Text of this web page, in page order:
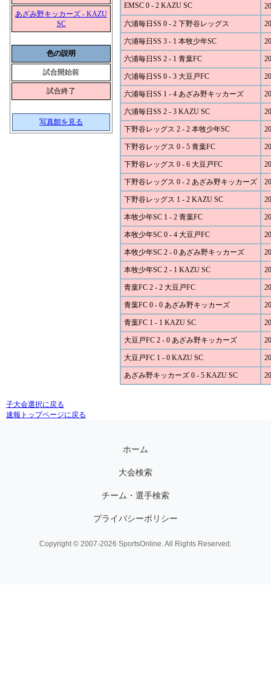
あざみ野キッカーズ - KAZU
SC
色の説明
試合開始前
試合終了
写真館を見る
EMSC 0 - 2 KAZU SC
六浦毎日SS 0 - 2 下野谷レッグス
六浦毎日SS 3 - 1 本牧少年SC
六浦毎日SS 2 - 1 青葉FC
六浦毎日SS 0 - 3 大豆戸FC
六浦毎日SS 1 - 4 あざみ野キッカーズ
六浦毎日SS 2 - 3 KAZU SC
下野谷レッグス 2 - 2 本牧少年SC
下野谷レッグス 0 - 5 青葉FC
下野谷レッグス 0 - 6 大豆戸FC
下野谷レッグス 0 - 2 あざみ野キッカーズ
下野谷レッグス 1 - 2 KAZU SC
本牧少年SC 1 - 2 青葉FC
本牧少年SC 0 - 4 大豆戸FC
本牧少年SC 2 - 0 あざみ野キッカーズ
本牧少年SC 2 - 1 KAZU SC
青葉FC 2 - 2 大豆戸FC
青葉FC 0 - 0 あざみ野キッカーズ
青葉FC 1 - 1 KAZU SC
大豆戸FC 2 - 0 あざみ野キッカーズ
大豆戸FC 1 - 0 KAZU SC
あざみ野キッカーズ 0 - 5 KAZU SC
子大会選択に戻る
速報トップページに戻る
ホーム
大会検索
チーム・選手検索
プライバシーポリシー
Copyright © 2007-2026 SportsOnline. All Rights Reserved.